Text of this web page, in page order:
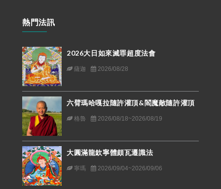
熱門法訊
2026大日如來滅罪超度法會
薩迦 2026/08/28
六臂瑪哈嘎拉隨許灌頂&閻魔敵隨許灌頂
格魯 2026/08/18~2026/08/19
大圓滿龍欽寧體頗瓦遷識法
寧瑪 2026/09/04~2026/09/06